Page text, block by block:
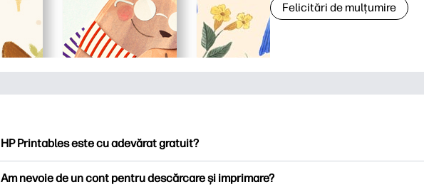
Felicitări de mulțumire
HP Printables este cu adevărat gratuit?
Am nevoie de un cont pentru descărcare și imprimare?